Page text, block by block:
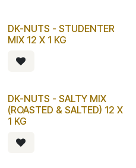
DK-NUTS - STUDENTER
MIX 12 X 1 KG
DK-NUTS - SALTY MIX
(ROASTED & SALTED) 12 X
1 KG